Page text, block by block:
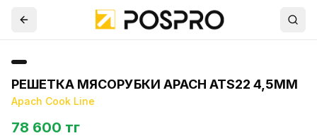
РЕШЕТКА МЯСОРУБКИ APACH ATS22 4,5ММ
Apach Cook Line
78 600 тг